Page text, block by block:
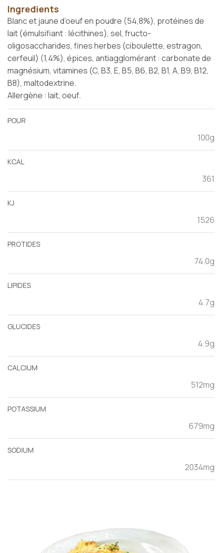
Ingredients
Blanc et jaune d’oeuf en poudre (54,8%), protéines de
lait (émulsifiant : lécithines), sel, fructo-
oligosaccharides, fines herbes (ciboulette, estragon,
cerfeuil) (1,4%), épices, antiagglomérant : carbonate de
magnésium, vitamines (C, B3, E, B5, B6, B2, B1, A, B9, B12,
B8), maltodextrine.
Allergène : lait, oeuf.
POUR
100g
KCAL
361
KJ
1526
PROTIDES
74.0g
LIPIDES
4.7g
GLUCIDES
4.9g
CALCIUM
512mg
POTASSIUM
679mg
SODIUM
2034mg